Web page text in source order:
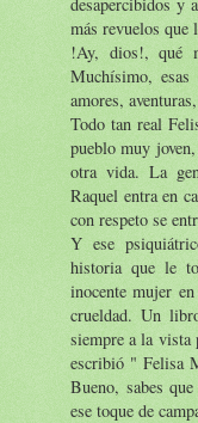
más revuelos que
!Ay, dios!, qué
Muchísimo, esas
amores,
Todo tan real
pueblo muy
otra vida. La
Raquel entra en
con respeto se
Y ese
historia que le
inocente mujer
crueldad. Un
siempre a la vista
escribió " Felisa
Bueno, sabes
ese toque de